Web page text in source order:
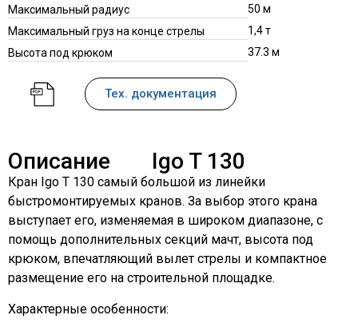
Максимальный радиус
50 м
Максимальный груз на конце стрелы
1,4 т
Высота под крюком
37.3 м
Тех. документация
Описание Igo T 130
Кран Igo T 130 самый большой из линейки
быстромонтируемых кранов. За выбор этого крана
выступает его, изменяемая в широком диапазоне, с
помощь дополнительных секций мачт, высота под
крюком, впечатляющий вылет стрелы и компактное
размещение его на строительной площадке.
Характерные особенности: